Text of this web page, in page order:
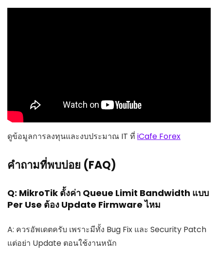
ดูข้อมูลการลงทุนและงบประมาณ IT ที่ iCafe Forex
คำถามที่พบบ่อย (FAQ)
Q: MikroTik ตั้งค่า Queue Limit Bandwidth แบบ
Per Use ต้อง Update Firmware ไหม
A: ควรอัพเดตครับ เพราะมีทั้ง Bug Fix และ Security Patch
แต่อย่า Update ตอนใช้งานหนัก